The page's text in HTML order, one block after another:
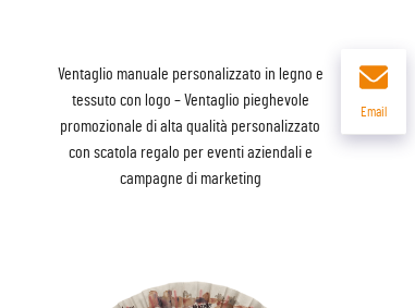
Ventaglio manuale personalizzato in legno e
tessuto con logo – Ventaglio pieghevole
promozionale di alta qualità personalizzato
con scatola regalo per eventi aziendali e
campagne di marketing
Email